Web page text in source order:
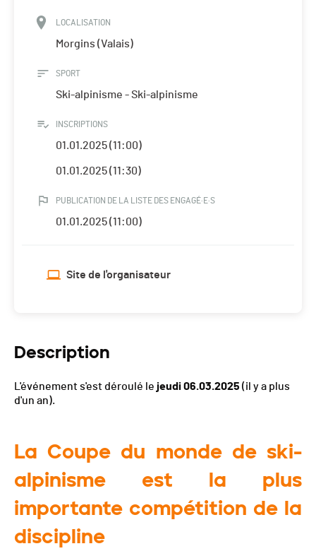
LOCALISATION
Morgins (Valais)
SPORT
Ski-alpinisme - Ski-alpinisme
INSCRIPTIONS
01.01.2025 (11:00)
01.01.2025 (11:30)
PUBLICATION DE LA LISTE DES ENGAGÉ·E·S
01.01.2025 (11:00)
Site de l'organisateur
Description
L'événement s'est déroulé le jeudi 06.03.2025 (il y a plus
d'un an).
La Coupe du monde de ski-
alpinisme est la plus
importante compétition de la
discipline